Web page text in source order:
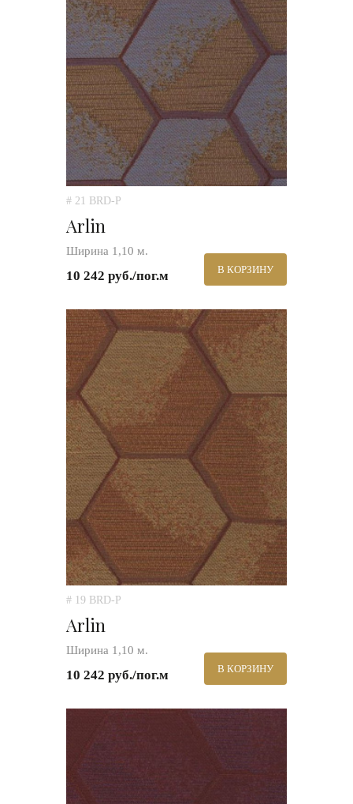
# 21 BRD-P
Arlin
Ширина 1,10 м.
10 242 руб./пог.м В КОРЗИНУ
# 19 BRD-P
Arlin
Ширина 1,10 м.
10 242 руб./пог.м В КОРЗИНУ